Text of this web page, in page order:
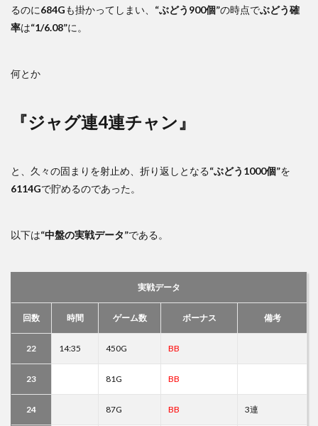
るのに684Gも掛かってしまい、 “ぶどう900個”の時点でぶどう確
率は“1/6.08”に。
何とか
『ジャグ連4連チャン』
と、久々の固まりを射止め、折り返しとなる“ぶどう1000個”を
6114Gで貯めるのであった。
以下は“中盤の実戦データ”である。
実戦データ
回数 時間 ゲーム数 ボーナス 備考
22 14:35 450G BB
23 81G BB
24 87G BB 3連